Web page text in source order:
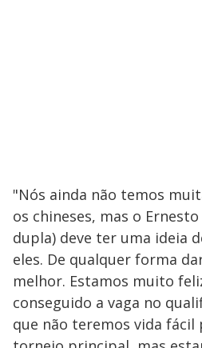
"Nós ainda não temos
os chineses, mas o
dupla) deve ter uma ideia
eles. De qualquer forma
melhor. Estamos muito
conseguido a vaga no
que não teremos vida fácil